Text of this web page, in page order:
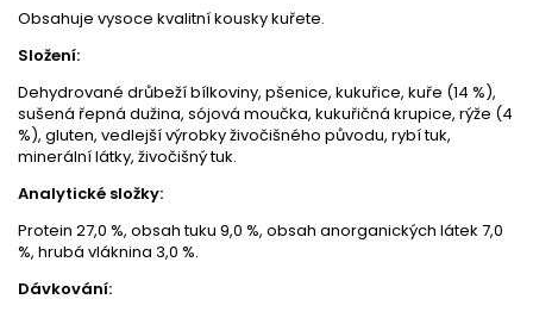
Obsahuje vysoce kvalitní kousky kuřete.
Složení:
Dehydrované drůbeží bílkoviny, pšenice, kukuřice, kuře (14 %),
sušená řepná dužina, sójová moučka, kukuřičná krupice, rýže (4
%), gluten, vedlejší výrobky živočišného původu, rybí tuk,
minerální látky, živočišný tuk.
Analytické složky:
Protein 27,0 %, obsah tuku 9,0 %, obsah anorganických látek 7,0
%, hrubá vláknina 3,0 %.
Dávkování: